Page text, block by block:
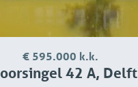
€ 595.000 k.k.
42 A, Delft